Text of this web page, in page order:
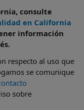
consulte
en California
información
respecto al uso que
se comunique
sobre